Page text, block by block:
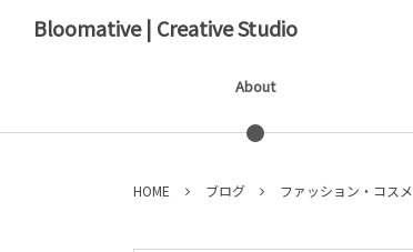
Bloomative | Creative Studio
About
HOME ブログ ファッション・コスメ